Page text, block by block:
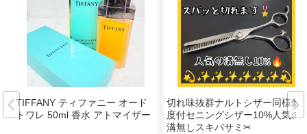
TIFFANY ティファニー オード
トワレ 50ml 香水 アトマイザー
切れ味抜群ナルトシザー同様斜
度付セニングシザー10%人気の
溝無しスキバサミ✂